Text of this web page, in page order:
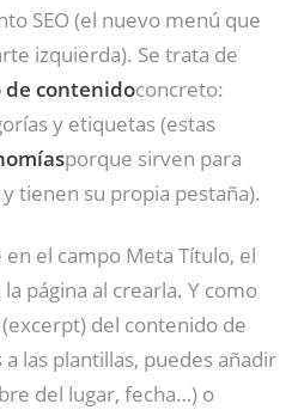
SEO (el nuevo menú que
izquierda). Se trata de
de contenidoconcreto:
y etiquetas (estas
porque sirven para
tienen su propia pestaña).
el campo Meta Título, el
página al crearla. Y como
del contenido de
las plantillas, puedes añadir
del lugar, fecha…) o